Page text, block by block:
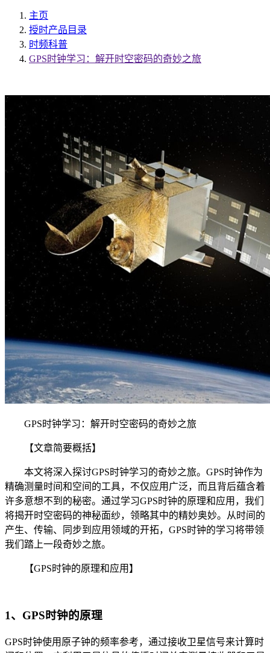
主页
授时产品目录
时频科普
GPS时钟学习：解开时空密码的奇妙之旅
GPS时钟学习：解开时空密码的奇妙之旅
【文章简要概括】
本文将深入探讨GPS时钟学习的奇妙之旅。GPS时钟作为
精确测量时间和空间的工具，不仅应用广泛，而且背后蕴含着
许多意想不到的秘密。通过学习GPS时钟的原理和应用，我们
将揭开时空密码的神秘面纱，领略其中的精妙奥妙。从时间的
产生、传输、同步到应用领域的开拓，GPS时钟的学习将带领
我们踏上一段奇妙之旅。
【GPS时钟的原理和应用】
1、GPS时钟的原理
GPS时钟使用原子钟的频率参考，通过接收卫星信号来计算时